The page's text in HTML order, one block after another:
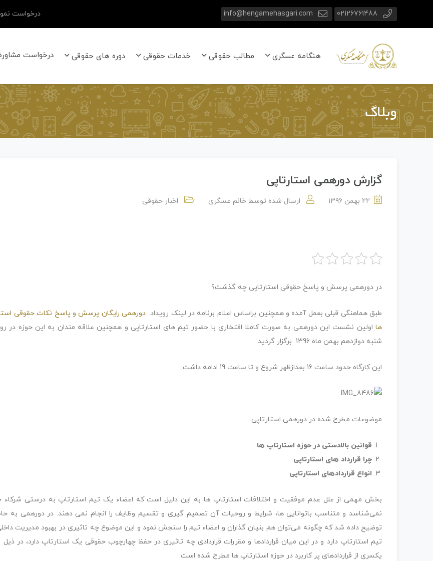
02126761488
info@hengamehasgari.com درخواست
هنگامه عسگری مطالب حقوقی خدمات حقوقی دوره های حقوقی درخواست
وبلاگ
گزارش دورهمی استارتاپی
۲۲ بهمن ۱۳۹۶ ارسال شده توسط خانم عسگری اخبار حقوقی
در دورهمی پرسش و پاسخ حقوقی استارتاپی چه گذشت؟
طبق هماهنگی قبلی بعمل آمده و همچنین براساس اعلام برنامه در لینک رویداد دورهمی رایگان پرسش و پاسخ نکات حقوقی
هااولین نشست این دورهمی به صورت کاملا افتخاری با حضور تیم های استارتاپی و همچنین علاقه مندان به این حوزه در
شنبه دوازدهم بهمن ماه 1396 برگزار گردید.
این کارگاه حدود ساعت 16 بعدازظهر شروع و تا ساعت 19 ادامه داشت.
موضوعات مطرح شده در دورهمی استارتاپی:
قوانین بالادستی در حوزه استارتاپ ها
چرا قرارداد های استارتاپی
انواع قراردادهای استارتاپی
بخش مهمی از علل عدم موفقیت و اختلافات استارتاپ ها به این دلیل است که اعضاء یک تیم استارتاپ به درستی شرکاء
نمی‌شناسد و متناسب باتوانایی ها، شرایط و روحیات آن تصمیم گیری و تقسیم وظایف را انجام نمی دهند. در دورهمی به
توضیح داده شد که چگونه می‌توان هم بنیان گذاران و اعضاء تیم را سنجش نمود و این موضوع چه تاثیری در بهبود مدیریت
تیم استارتاپ دارد و در این میان قراردادها و مقررات قراردادی چه تاثیری در حفظ چهارچوب حقوقی یک استارتاپ دارد، در ذیل
یکسری از قراردادهای پر کاربرد در حوزه استارتاپ ها مطرح شده است: